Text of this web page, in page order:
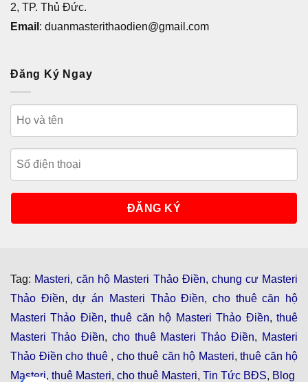
2, TP. Thủ Đức.
Email : duanmasterithaodien@gmail.com
Đăng Ký Ngay
Tag: Masteri,căn hộ Masteri Thảo Điền, chung cư Masteri
Thảo Điền,dự án Masteri Thảo Điền, cho thuê căn hộ
Masteri Thảo Điền,thuê căn hộ Masteri Thảo Điền,thuê
Masteri Thảo Điền, cho thuê Masteri Thảo Điền, Masteri
Thảo Điền cho thuê , cho thuê căn hộ Masteri, thuê căn hộ
Masteri, thuê Masteri, cho thuê Masteri, Tin Tức BĐS, Blog